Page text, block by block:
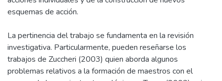
esquemas de acción.
La pertinencia del trabajo se fundamenta en la revisión
investigativa. Particularmente, pueden reseñarse los
trabajos de Zuccheri (2003) quien aborda algunos
problemas relativos a la formación de maestros con el